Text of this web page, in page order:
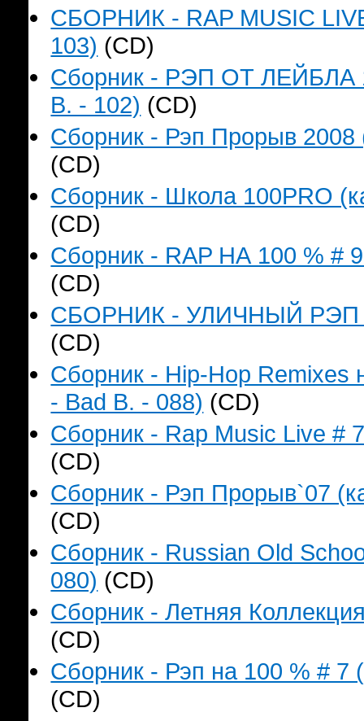
СБОРНИК - RAP MUSIC
103) (CD)
Сборник - РЭП ОТ ЛЕЙБЛА
B. - 102) (CD)
Сборник - Рэп Прорыв
(CD)
Сборник - Школа 100PRO
(CD)
Сборник - RAP НА 100 % #
(CD)
СБОРНИК - УЛИЧНЫЙ РЭП
(CD)
Сборник - Hip-Hop Remixes
- Bad B. - 088) (CD)
Сборник - Rap Music Live #
(CD)
Сборник - Рэп Прорыв`07
(CD)
Сборник - Russian Old
080) (CD)
Сборник - Летняя
(CD)
Сборник - Рэп на 100 % # 7
(CD)